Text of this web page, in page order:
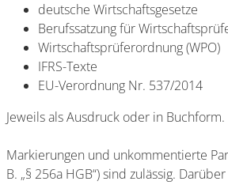
deutsche Wirtschaftsgesetze
Berufssatzung für
Wirtschaftsprüferordnung (WPO)
IFRS-Texte
EU-Verordnung Nr. 537/2014
Jeweils als Ausdruck oder in Buchform.
Markierungen und unkommentierte
B. „§ 256a HGB“) sind zulässig.